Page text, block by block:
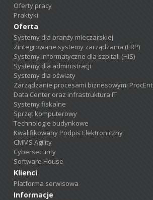
Oferty pracy
Praktyki
Oferta
Systemy dla branży mleczarskiej
Zintegrowane systemy zarządzania (ERP)
Systemy informatyczne dla szpitali (HIS)
Systemy dla administracji
Systemy dla oświaty
Zarządzanie procesami biznesowymi ProcEnt
Data Center oraz infrastruktura IT
Systemy fiskalne
Sprzęt komputerowy
Technologie budynkowe
Kwalifikowany Podpis Elektroniczny
CMMS Agility
Cybersecurity
Software House
Klienci
Platforma serwisowa
Informacje